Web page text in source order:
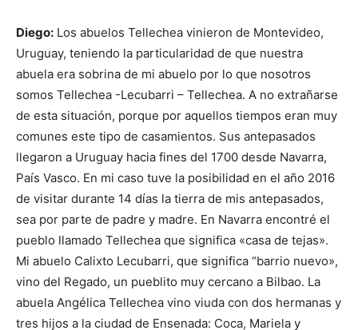
Diego: Los abuelos Tellechea vinieron de Montevideo,
Uruguay, teniendo la particularidad de que nuestra
abuela era sobrina de mi abuelo por lo que nosotros
somos Tellechea -Lecubarri – Tellechea. A no extrañarse
de esta situación, porque por aquellos tiempos eran muy
comunes este tipo de casamientos. Sus antepasados
llegaron a Uruguay hacia fines del 1700 desde Navarra,
País Vasco. En mi caso tuve la posibilidad en el año 2016
de visitar durante 14 días la tierra de mis antepasados,
sea por parte de padre y madre. En Navarra encontré el
pueblo llamado Tellechea que significa «casa de tejas».
Mi abuelo Calixto Lecubarri, que significa “barrio nuevo»,
vino del Regado, un pueblito muy cercano a Bilbao. La
abuela Angélica Tellechea vino viuda con dos hermanas y
tres hijos a la ciudad de Ensenada: Coca, Mariela y